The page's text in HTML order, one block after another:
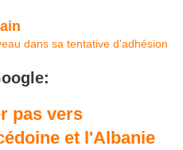
dans sa tentative d’adhésion
pas vers
et l'Albanie